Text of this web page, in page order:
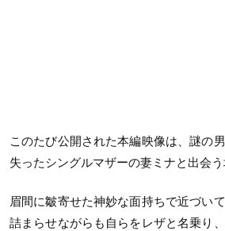
このたび公開された本編映像は、謎の
失ったシングルマザーの妻ミナと出会う
眉間に皺寄せた神妙な面持ちで近づい
詰まらせながらも自らをレザと名乗り